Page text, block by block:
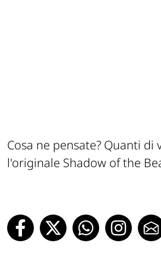
Cosa ne pensate? Quanti di
l'originale Shadow of the